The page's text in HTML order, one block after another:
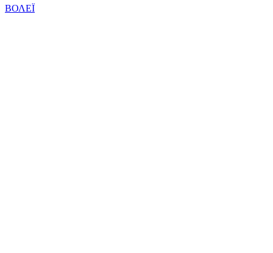
ΒΟΛΕΪ